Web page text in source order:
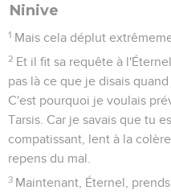
Ninive
1 Mais cela déplut
2 Et il fit sa requête à
pas là ce que je disais
C'est pourquoi je voulais
Tarsis. Car je savais que tu
compatissant, lent à la
repens du mal.
3 Maintenant, Éternel,